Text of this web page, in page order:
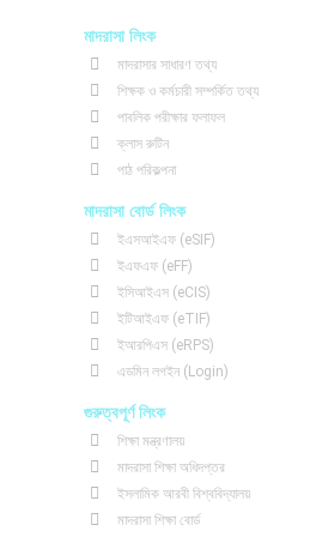
o
o
k
মাদরাসা লিংক
মাদরাসার সাধারণ তথ্য
শিক্ষক ও কর্মচারী সম্পর্কিত তথ্য
পাবলিক পরীক্ষার ফলাফল
ক্লাস রুটিন
পাঠ পরিকল্পনা
মাদরাসা বোর্ড লিংক
ইএসআইএফ (eSIF)
ইএফএফ (eFF)
ইসিআইএস (eCIS)
ইটিআইএফ (eTIF)
ইআরপিএস (eRPS)
এডমিন লগইন (Login)
গুরুত্বপূর্ণ লিংক
শিক্ষা মন্ত্রণালয়
মাদরাসা শিক্ষা অধিদপ্তর
ইসলামিক আরবী বিশ্ববিদ্যালয়
মাদরাসা শিক্ষা বোর্ড